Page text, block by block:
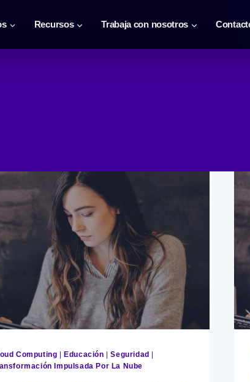
Recursos Trabaja con nosotros
Computing Educación |Seguridad
Impulsada Por La Nube